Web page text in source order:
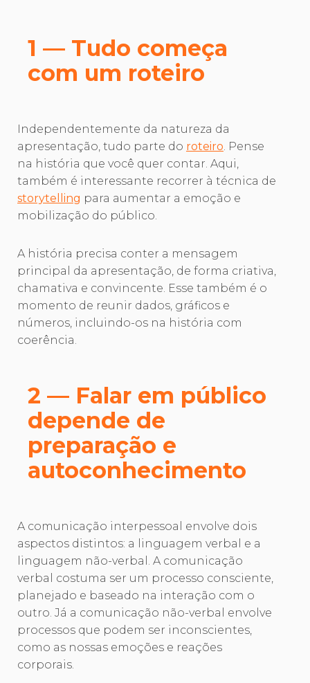
1 — Tudo começa
com um roteiro
Independentemente da natureza da
apresentação, tudo parte do roteiro. Pense
na história que você quer contar. Aqui,
também é interessante recorrer à técnica de
storytelling para aumentar a emoção e
mobilização do público.
A história precisa conter a mensagem
principal da apresentação, de forma criativa,
chamativa e convincente. Esse também é o
momento de reunir dados, gráficos e
números, incluindo-os na história com
coerência.
2 — Falar em público
depende de
preparação e
autoconhecimento
A comunicação interpessoal envolve dois
aspectos distintos: a linguagem verbal e a
linguagem não-verbal. A comunicação
verbal costuma ser um processo consciente,
planejado e baseado na interação com o
outro. Já a comunicação não-verbal envolve
processos que podem ser inconscientes,
como as nossas emoções e reações
corporais.